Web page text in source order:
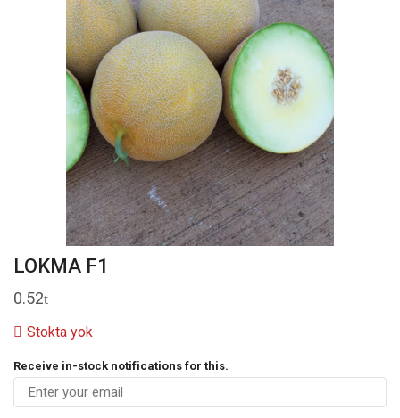
LOKMA F1
0.52
Stokta yok
Receive in-stock notifications for this.